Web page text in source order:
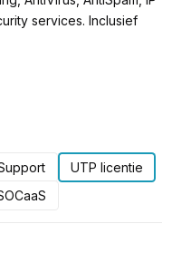
services. Inclusief
UTP licentie